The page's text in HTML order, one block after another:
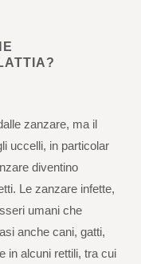
zanzare, ma il
uccelli, in particolar
diventino
Le zanzare infette,
umani che
anche cani, gatti,
in alcuni rettili, tra cui